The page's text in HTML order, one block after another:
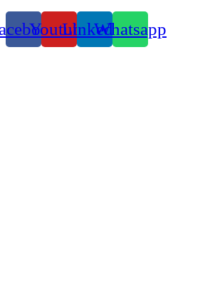
YoutubeLinkedInWhatsapp